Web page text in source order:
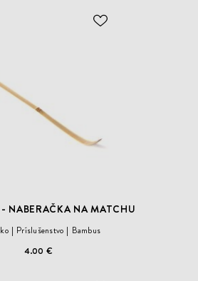
ODOBER
NABERAČKA NA MATCHU
Príslušenstvo
Bambus
4.00 €